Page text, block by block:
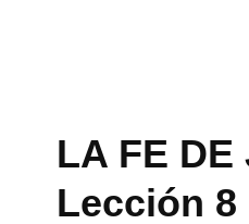
LA FE
Lección 8